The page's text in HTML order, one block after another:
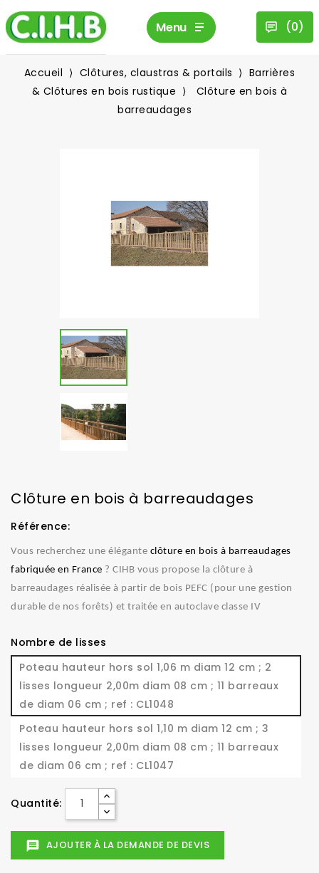
Menu (0)
Accueil Clôtures, claustras & portails
Barrières
& Clôtures en bois rustique
Clôture en bois à
barreaudages
Clôture en bois à barreaudages
Référence:
Vous recherchez une élégante clôture en bois à barreaudages
fabriquée en France ? CIHB vous propose la clôture à
barreaudages réalisée à partir de bois PEFC (pour une gestion
durable de nos forêts) et traitée en autoclave classe IV
Nombre de lisses
Poteau hauteur hors sol 1,06 m diam 12 cm ; 2
lisses longueur 2,00m diam 08 cm ; 11 barreaux
de diam 06 cm ; ref : CL1048
Poteau hauteur hors sol 1,10 m diam 12 cm ; 3
lisses longueur 2,00m diam 08 cm ; 11 barreaux
de diam 06 cm ; ref : CL1047
Quantité:
message AJOUTER À LA DEMANDE DE DEVIS